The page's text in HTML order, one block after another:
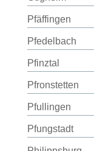
Pfäffingen
Pfedelbach
Pfinztal
Pfronstetten
Pfullingen
Pfungstadt